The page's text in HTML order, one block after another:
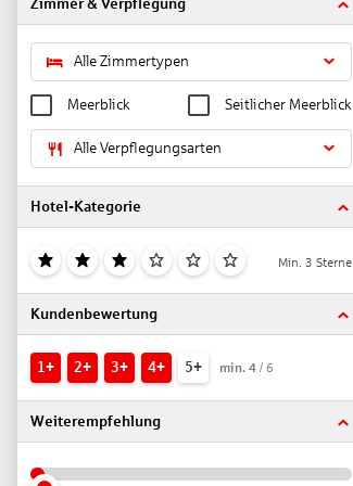
Zimmer & Verpflegung
Alle Zimmertypen
Meerblick Seitlicher Meerblick
Alle Verpflegungsarten
Hotel-Kategorie
Min. 3 Sterne
Kundenbewertung
1+ 2+ 3+ 4+ 5+ min. 4 / 6
Weiterempfehlung